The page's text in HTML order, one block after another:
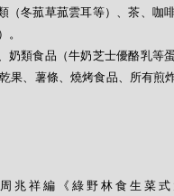
冬菰草菰雲耳等）、茶、咖
。
類食品（牛奶芝士優酪乳等
果、薯條、燒烤食品、所有煎
兆祥編《綠野林食生菜式